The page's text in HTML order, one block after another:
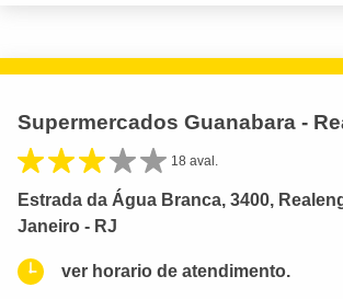
Supermercados Guanabara -
18 aval.
Estrada da Água Branca, 3400,
Janeiro - RJ
ver horario de atendimento.